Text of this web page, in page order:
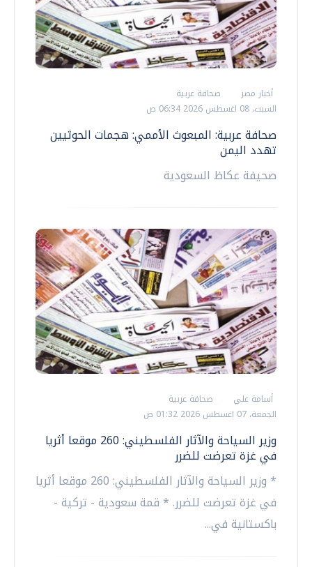
أخبار مصر
صحافة عربية
السبت، 08 اغسطس 2026 06:34 ص
صحافة عربية: المبعوث الأممي: هجمات الحوثيين
تهدد اليمن
صحيفة عكاظ السعودية
أسامة علي
صحافة عربية
الجمعة، 07 اغسطس 2026 01:32 ص
وزير السياحة والآثار الفلسطيني: 260 موقعا أثريا
في غزة تعرضت للضرر
* وزير السياحة والآثار الفلسطيني: 260 موقعا أثريا
في غزة تعرضت للضرر. * قمة سعودية - تركية -
باكستانية في...